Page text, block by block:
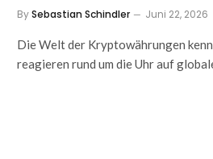
BySebastian Schindler Juni 22, 2026
Die Welt der Kryptowährungen
reagieren rund um die Uhr auf